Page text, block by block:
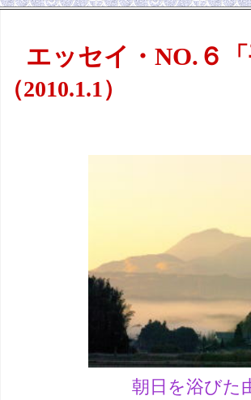
エッセイ・NO.６
（2010.1.1）
朝日を浴びた